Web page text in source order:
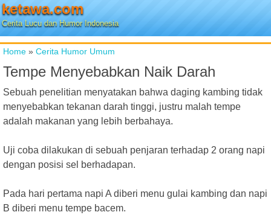
ketawa.com
Cerita Lucu dan Humor Indonesia
Home » Cerita Humor Umum
Tempe Menyebabkan Naik Darah
Sebuah penelitian menyatakan bahwa daging kambing tidak
menyebabkan tekanan darah tinggi, justru malah tempe
adalah makanan yang lebih berbahaya.
Uji coba dilakukan di sebuah penjaran terhadap 2 orang napi
dengan posisi sel berhadapan.
Pada hari pertama napi A diberi menu gulai kambing dan napi
B diberi menu tempe bacem.